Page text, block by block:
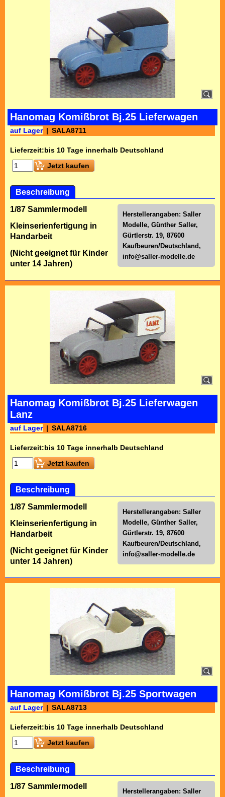
Hanomag Komißbrot Bj.25 Lieferwagen
auf Lager SALA8711
Lieferzeit:bis 10 Tage innerhalb Deutschland
Jetzt kaufen
Beschreibung
Herstellerangaben: Saller
Modelle, Günther Saller,
Gürtlerstr. 19, 87600
Kaufbeuren/Deutschland,
info@saller-modelle.de
1/87 Sammlermodell
Kleinserienfertigung in
Handarbeit
(Nicht geeignet für Kinder
unter 14 Jahren)
Hanomag Komißbrot Bj.25 Lieferwagen
Lanz
auf Lager SALA8716
Lieferzeit:bis 10 Tage innerhalb Deutschland
Jetzt kaufen
Beschreibung
Herstellerangaben: Saller
Modelle, Günther Saller,
Gürtlerstr. 19, 87600
Kaufbeuren/Deutschland,
info@saller-modelle.de
1/87 Sammlermodell
Kleinserienfertigung in
Handarbeit
(Nicht geeignet für Kinder
unter 14 Jahren)
Hanomag Komißbrot Bj.25 Sportwagen
auf Lager SALA8713
Lieferzeit:bis 10 Tage innerhalb Deutschland
Jetzt kaufen
Beschreibung
Herstellerangaben: Saller
1/87 Sammlermodell